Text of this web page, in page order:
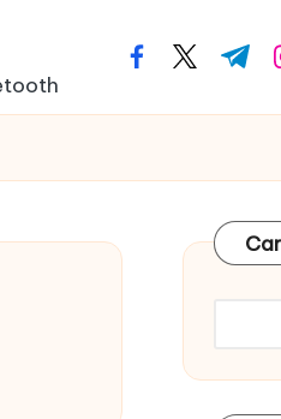
facebook.com
t.me